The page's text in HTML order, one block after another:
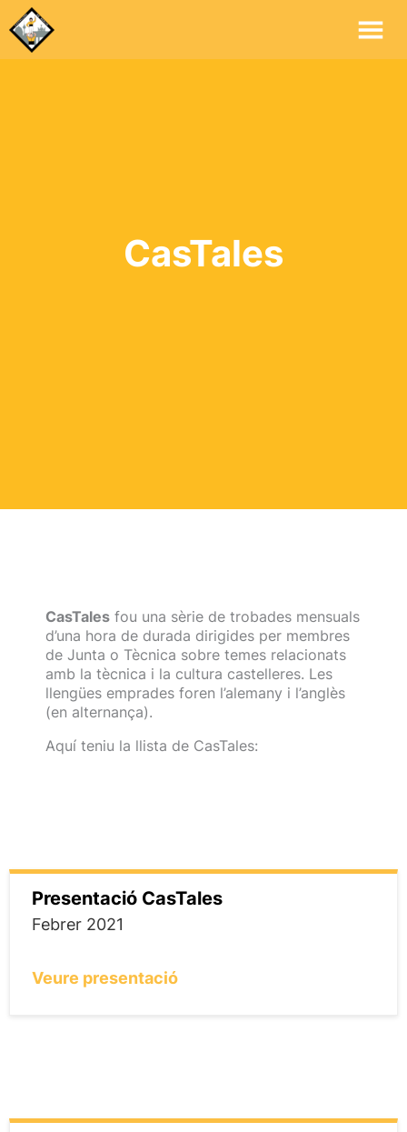
CasTales
CasTales fou una sèrie de trobades mensuals
d’una hora de durada dirigides per membres
de Junta o Tècnica sobre temes relacionats
amb la tècnica i la cultura castelleres. Les
llengües emprades foren l’alemany i l’anglès
(en alternança).
Aquí teniu la llista de CasTales:
Presentació CasTales
Febrer 2021
Veure presentació